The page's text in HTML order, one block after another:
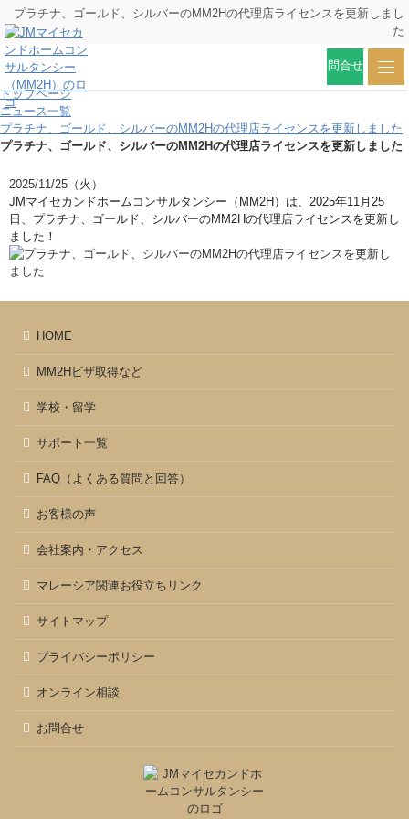
プラチナ、ゴールド、シルバーのMM2Hの代理店ライセンスを更新しまし
た
問合せ
トップページ
ニュース一覧
プラチナ、ゴールド、シルバーのMM2Hの代理店ライセンスを更新しました
プラチナ、ゴールド、シルバーのMM2Hの代理店ライセンスを更新しました
2025/11/25（火）
JMマイセカンドホームコンサルタンシー（MM2H）は、2025年11月25
日、プラチナ、ゴールド、シルバーのMM2Hの代理店ライセンスを更新し
ました！
HOME
MM2Hビザ取得など
学校・留学
サポート一覧
FAQ（よくある質問と回答）
お客様の声
会社案内・アクセス
マレーシア関連お役立ちリンク
サイトマップ
プライバシーポリシー
オンライン相談
お問合せ